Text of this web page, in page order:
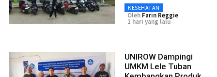
KESEHATAN
Oleh Farin Reggie
1 hari yang lalu
UNIROW Dampingi
UMKM Lele Tuban